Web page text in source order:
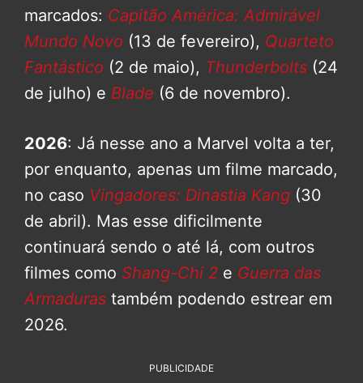
marcados: Capitão América: Admirável
Mundo Novo (13 de fevereiro), Quarteto
Fantástico (2 de maio), Thunderbolts (24
de julho) e Blade (6 de novembro).
2026: Já nesse ano a Marvel volta a ter,
por enquanto, apenas um filme marcado,
no caso Vingadores: Dinastia Kang (30
de abril). Mas esse dificilmente
continuará sendo o até lá, com outros
filmes como Shang-Chi 2 e Guerra das
Armaduras também podendo estrear em
2026.
PUBLICIDADE